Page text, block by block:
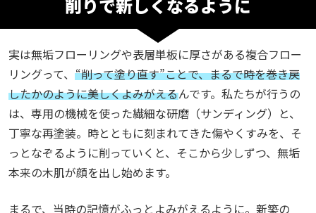
削りで新しくなるように
実は無垢フローリングや表層単板に厚さがある複合フロー
リングって、 “削って塗り直す”ことで、まるで時を巻き戻
したかのように美しくよみがえるんです。 私たちが行うの
は、専用の機械を使った繊細な研磨（サンディング）と、
丁寧な再塗装。 時とともに刻まれてきた傷やくすみを、そ
っとなぞるように削っていくと、そこから少しずつ、無垢
本来の木肌が顔を出し始めます。
まるで、当時の記憶がふっとよみがえるように。 新築の